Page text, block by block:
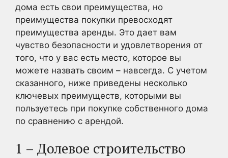
дома есть свои преимущества, но
преимущества покупки превосходят
преимущества аренды. Это дает вам
чувство безопасности и удовлетворения от
того, что у вас есть место, которое вы
можете назвать своим – навсегда. С учетом
сказанного, ниже приведены несколько
ключевых преимуществ, которыми вы
пользуетесь при покупке собственного дома
по сравнению с арендой.
1 – Долевое строительство